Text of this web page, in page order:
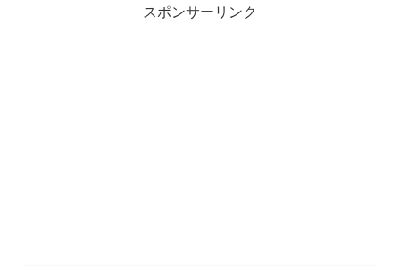
スポンサーリンク